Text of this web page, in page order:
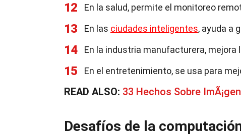
12 En la salud, permite el monitoreo
13 En las ciudades inteligentes, ayuda a
14 En la industria manufacturera,
15 En el entretenimiento, se usa para
READ ALSO: 33 Hechos Sobre
Desafíos de la